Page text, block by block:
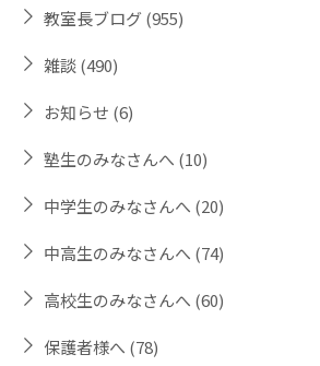
教室長ブログ(955)
雑談(490)
お知らせ (6)
塾生のみなさんへ (10)
中学生のみなさんへ (20)
中高生のみなさんへ (74)
高校生のみなさんへ (60)
保護者様へ (78)